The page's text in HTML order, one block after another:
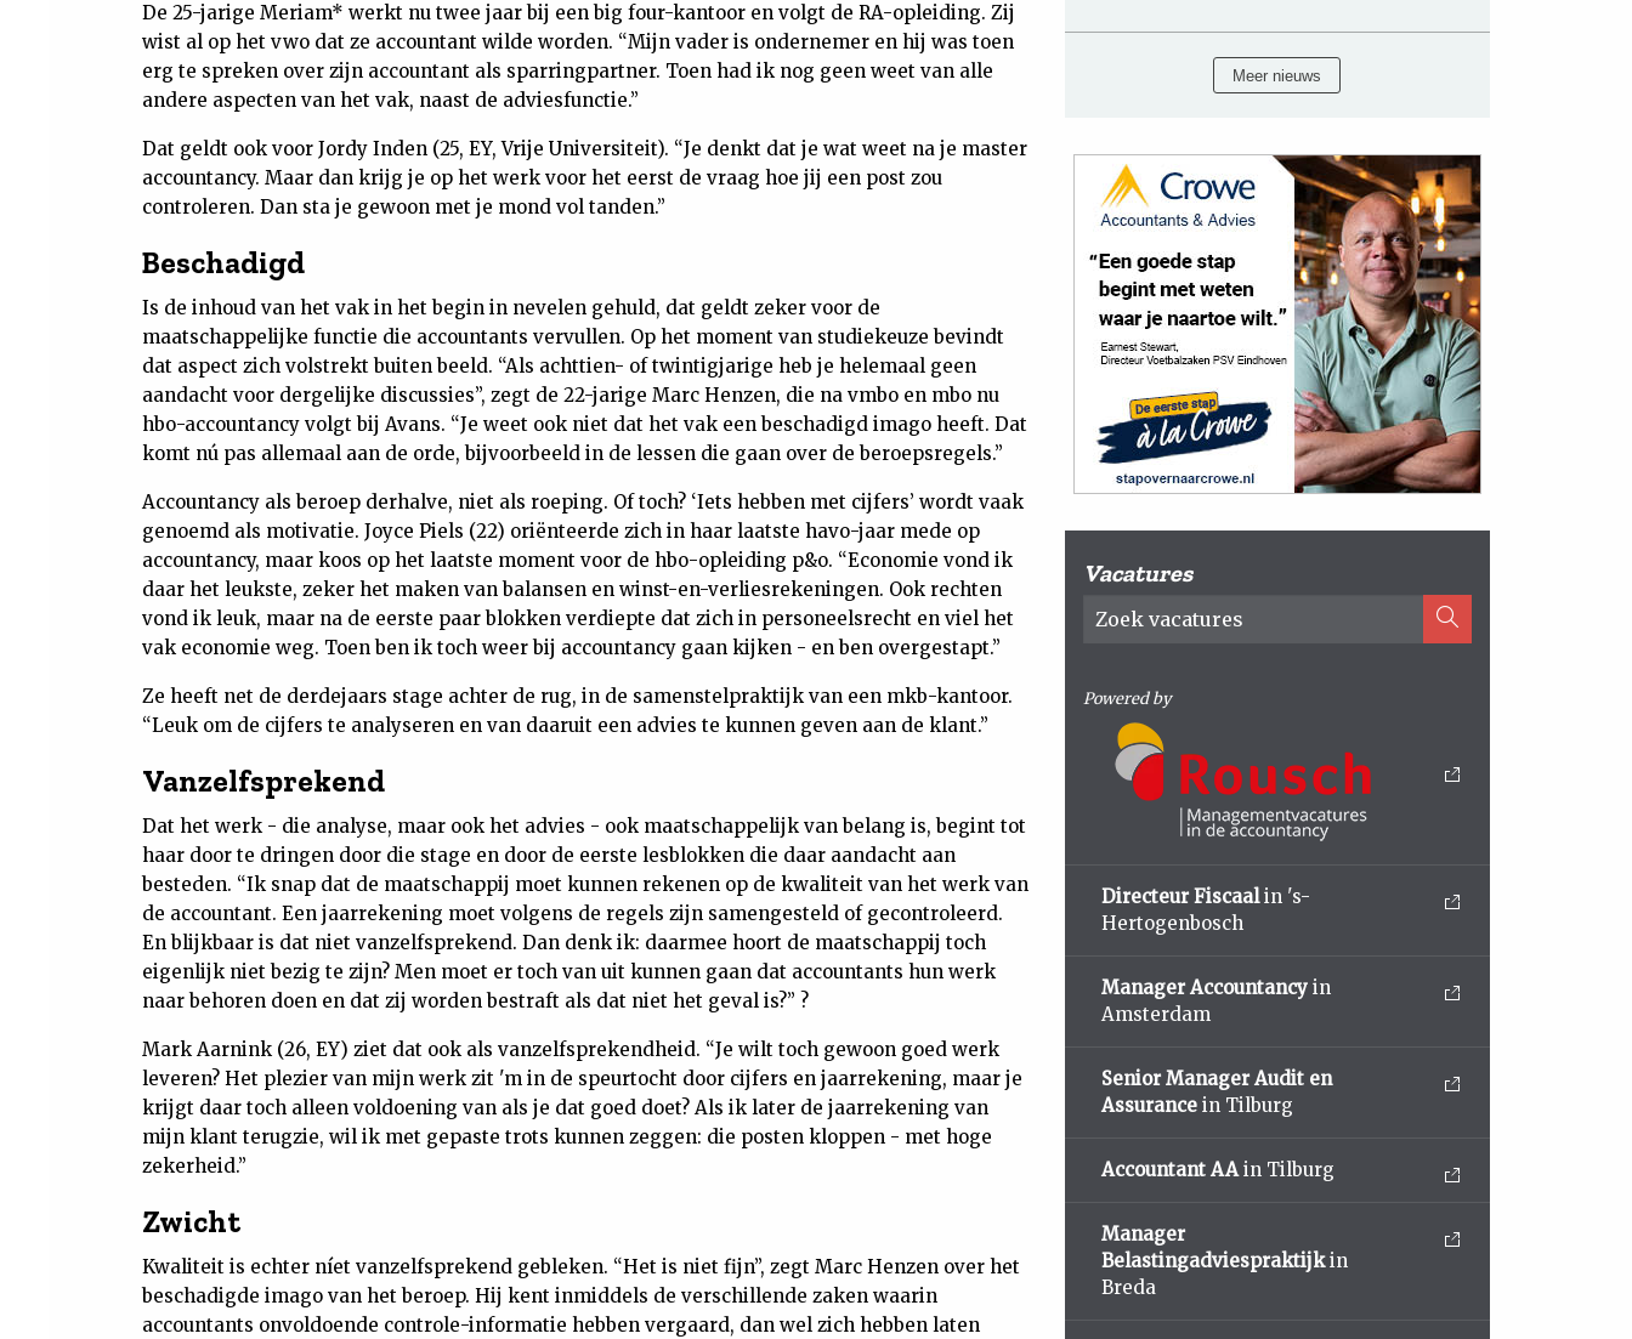
De 25-jarige Meriam* werkt nu twee jaar bij een big four-kantoor en volgt de RA-opleiding. Zij
wist al op het vwo dat ze accountant wilde worden. “Mijn vader is ondernemer en hij was toen
erg te spreken over zijn accountant als sparringpartner. Toen had ik nog geen weet van alle
andere aspecten van het vak, naast de adviesfunctie.”
Dat geldt ook voor Jordy Inden (25, EY, Vrije Universiteit). “Je denkt dat je wat weet na je master
accountancy. Maar dan krijg je op het werk voor het eerst de vraag hoe jij een post zou
controleren. Dan sta je gewoon met je mond vol tanden.”
Beschadigd
Is de inhoud van het vak in het begin in nevelen gehuld, dat geldt zeker voor de
maatschappelijke functie die accountants vervullen. Op het moment van studiekeuze bevindt
dat aspect zich volstrekt buiten beeld. “Als achttien- of twintigjarige heb je helemaal geen
aandacht voor dergelijke discussies”, zegt de 22-jarige Marc Henzen, die na vmbo en mbo nu
hbo-accountancy volgt bij Avans. “Je weet ook niet dat het vak een beschadigd imago heeft. Dat
komt nú pas allemaal aan de orde, bijvoorbeeld in de lessen die gaan over de beroepsregels.”
Accountancy als beroep derhalve, niet als roeping. Of toch? ‘Iets hebben met cijfers’ wordt vaak
genoemd als motivatie. Joyce Piels (22) oriënteerde zich in haar laatste havo-jaar mede op
accountancy, maar koos op het laatste moment voor de hbo-opleiding p&o. “Economie vond ik
daar het leukste, zeker het maken van balansen en winst-en-verliesrekeningen. Ook rechten
vond ik leuk, maar na de eerste paar blokken verdiepte dat zich in personeelsrecht en viel het
vak economie weg. Toen ben ik toch weer bij accountancy gaan kijken - en ben overgestapt.”
Ze heeft net de derdejaars stage achter de rug, in de samenstelpraktijk van een mkb-kantoor.
“Leuk om de cijfers te analyseren en van daaruit een advies te kunnen geven aan de klant.”
Vanzelfsprekend
Dat het werk - die analyse, maar ook het advies - ook maatschappelijk van belang is, begint tot
haar door te dringen door die stage en door de eerste lesblokken die daar aandacht aan
besteden. “Ik snap dat de maatschappij moet kunnen rekenen op de kwaliteit van het werk van
de accountant. Een jaarrekening moet volgens de regels zijn samengesteld of gecontroleerd.
En blijkbaar is dat niet vanzelfsprekend. Dan denk ik: daarmee hoort de maatschappij toch
eigenlijk niet bezig te zijn? Men moet er toch van uit kunnen gaan dat accountants hun werk
naar behoren doen en dat zij worden bestraft als dat niet het geval is?” ?
Mark Aarnink (26, EY) ziet dat ook als vanzelfsprekendheid. “Je wilt toch gewoon goed werk
leveren? Het plezier van mijn werk zit 'm in de speurtocht door cijfers en jaarrekening, maar je
krijgt daar toch alleen voldoening van als je dat goed doet? Als ik later de jaarrekening van
mijn klant terugzie, wil ik met gepaste trots kunnen zeggen: die posten kloppen - met hoge
zekerheid.”
Zwicht
Kwaliteit is echter níet vanzelfsprekend gebleken. “Het is niet fijn”, zegt Marc Henzen over het
beschadigde imago van het beroep. Hij kent inmiddels de verschillende zaken waarin
accountants onvoldoende controle-informatie hebben vergaard, dan wel zich hebben laten
Meer nieuws
Vacatures
Powered by
Directeur Fiscaalin 's-
Hertogenbosch
Manager Accountancy in
Amsterdam
Senior Manager Audit en
Assurance in Tilburg
Accountant AAin Tilburg
Manager
Belastingadviespraktijkin
Breda